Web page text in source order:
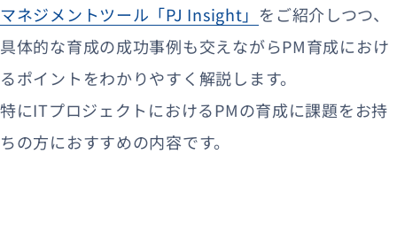
マネジメントツール「PJ Insight」 をご紹介しつつ、
具体的な育成の成功事例も交えながらPM育成におけ
るポイントをわかりやすく解説します。
特にITプロジェクトにおけるPMの育成に課題をお持
ちの方におすすめの内容です。